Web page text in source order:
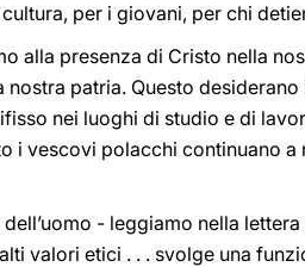
per i giovani, per chi
alla presenza di Cristo nella
nostra patria. Questo
nei luoghi di studio e di
i vescovi polacchi continuano a
- leggiamo nella
valori etici . . . svolge una